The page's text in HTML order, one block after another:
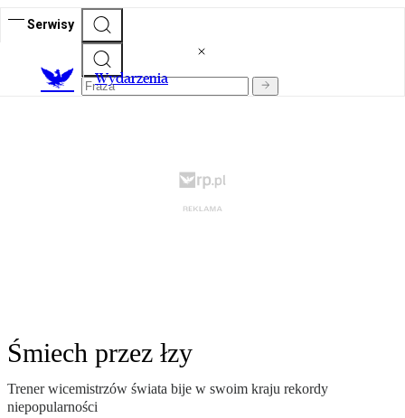
Serwisy
Wydarzenia
Śmiech przez łzy
Trener wicemistrzów świata bije w swoim kraju rekordy
niepopularności